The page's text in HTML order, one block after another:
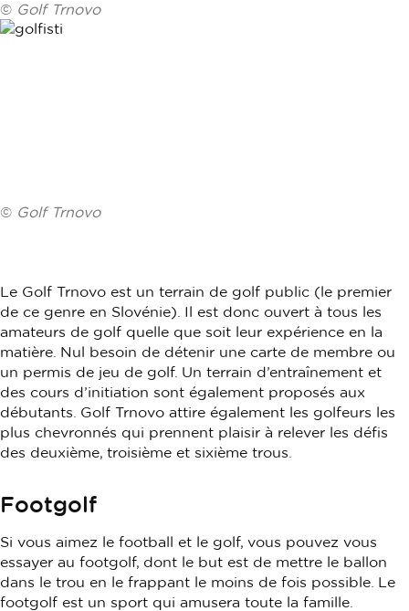
© Golf Trnovo
© Golf Trnovo
Le Golf Trnovo est un terrain de golf public (le premier
de ce genre en Slovénie). Il est donc ouvert à tous les
amateurs de golf quelle que soit leur expérience en la
matière. Nul besoin de détenir une carte de membre ou
un permis de jeu de golf. Un terrain d’entraînement et
des cours d’initiation sont également proposés aux
débutants. Golf Trnovo attire également les golfeurs les
plus chevronnés qui prennent plaisir à relever les défis
des deuxième, troisième et sixième trous.
Footgolf
Si vous aimez le football et le golf, vous pouvez vous
essayer au footgolf, dont le but est de mettre le ballon
dans le trou en le frappant le moins de fois possible. Le
footgolf est un sport qui amusera toute la famille.